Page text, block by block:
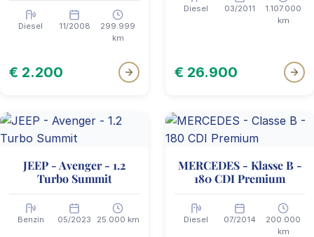
Diesel 11/2008
299.999
km
€ 2.200
Diesel 03/2011
1.107.000
km
€ 26.900
JEEP - Avenger - 1.2
Turbo Summit
Benzin 05/2023 25.000 km
MERCEDES - Klasse B -
180 CDI Premium
Diesel 07/2014
200.000
km